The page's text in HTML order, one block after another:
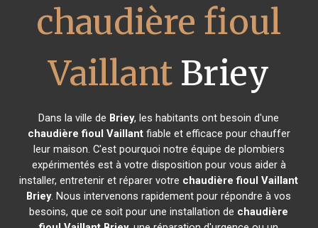
chaudière fioul
Vaillant Briey
Dans la ville de Briey, les habitants ont besoin d'une
chaudière fioul Vaillantfiable et efficace pour chauffer
leur maison. C'est pourquoi notre équipe de plombiers
expérimentés est à votre disposition pour vous aider à
installer, entretenir et réparer votre chaudière fioul Vaillant
Briey. Nous intervenons rapidement pour répondre à vos
besoins, que ce soit pour une installation de chaudière